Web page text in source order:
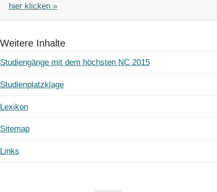
hier klicken »
Weitere Inhalte
Studiengänge mit dem höchsten NC 2015
Studienplatzklage
Lexikon
Sitemap
Links